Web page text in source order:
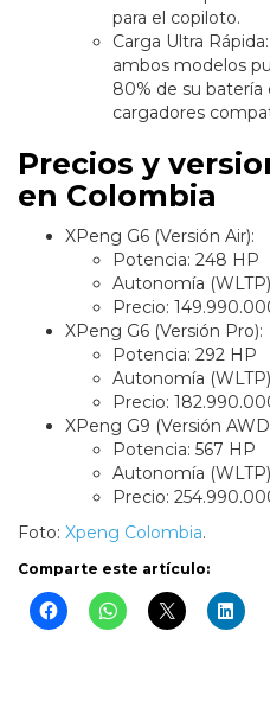
para el copiloto.
Carga Ultra
ambos modelos
80% de su batería
cargadores
Precios y
en Colombia
XPeng G6 (Versión Air):
Potencia: 248 HP
Autonomía
Precio:
XPeng G6 (Versión Pro):
Potencia: 292 HP
Autonomía
Precio:
XPeng G9 (Versión
Potencia: 567 HP
Autonomía
Precio:
Foto: Xpeng Colombia.
Comparte este artículo: